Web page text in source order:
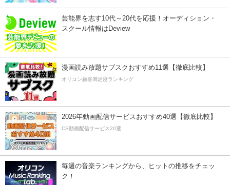
芸能界を志す10代～20代を応援！オーディション・
スクール情報はDeview
漫画読み放題サブスクおすすめ11選【徹底比較】
オリコン顧客満足度ランキング
2026年動画配信サービスおすすめ40選【徹底比較】
CS動画配信サービス20選
毎週の音楽ランキングから、ヒットの推移をチェッ
ク！